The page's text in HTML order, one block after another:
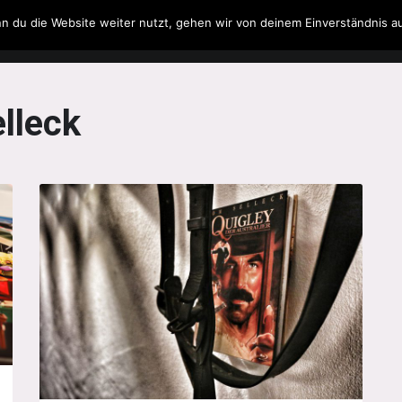
Filme & Serien Musik Spielzeug Literatur
du die Website weiter nutzt, gehen wir von deinem Einverständnis